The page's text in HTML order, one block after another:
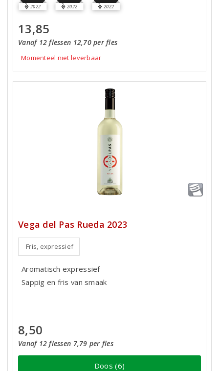
2022 2022 2022
13,85
Vanaf 12 flessen 12,70 per fles
Momenteel niet leverbaar
Vega del Pas Rueda 2023
Fris, expressief
Aromatisch expressief
Sappig en fris van smaak
8,50
Vanaf 12 flessen 7,79 per fles
Doos (6)